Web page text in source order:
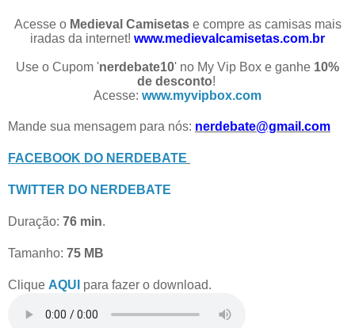
Acesse o Medieval Camisetase compre as camisas mais
iradas da internet! www.medievalcamisetas.com.br
Use o Cupom 'nerdebate10' no My Vip Box e ganhe 10%
de desconto!
Acesse: www.myvipbox.com
Mande sua mensagem para nós: nerdebate@gmail.com
FACEBOOK DO NERDEBATE
TWITTER DO NERDEBATE
Duração: 76 min.
Tamanho: 75 MB
Clique AQUI para fazer o download.